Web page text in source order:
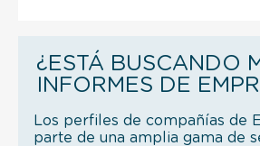
¿ESTÁ BUSCANDO
INFORMES DE
Los perfiles de compañías de
parte de una amplia gama de